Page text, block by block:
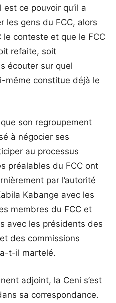
ce pouvoir qu’il a
les gens du FCC, alors
le conteste et que le FCC
refaite, soit
écouter sur quel
même constitue déjà le
son regroupement
à négocier ses
au processus
préalables du FCC ont
par l’autorité
Kabange avec les
membres du FCC et
avec les présidents des
des commissions
t-il martelé.
adjoint, la Ceni s’est
sa correspondance.